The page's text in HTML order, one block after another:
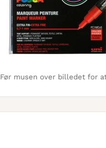
Før musen over billedet for